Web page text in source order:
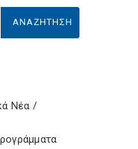
Νέα /